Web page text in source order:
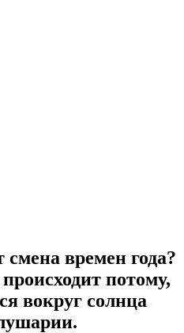
времен года?
потому,
вокруг солнца